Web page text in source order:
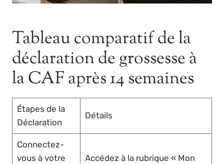
Tableau comparatif de la
déclaration de grossesse à
la CAF après 14 semaines
Étapes de la
Déclaration
Détails
Connectez-
vous à votre
Accédez à la rubrique « Mon